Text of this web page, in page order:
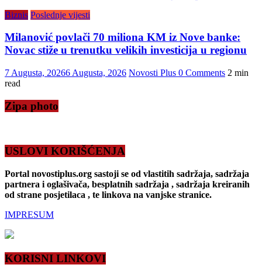
Biznis Poslednje vijesti
Milanović povlači 70 miliona KM iz Nove banke:
Novac stiže u trenutku velikih investicija u regionu
7 Augusta, 20266 Augusta, 2026 Novosti Plus 0 Comments 2 min
read
Zipa photo
USLOVI KORIŠĆENJA
Portal novostiplus.org sastoji se od vlastitih sadržaja, sadržaja
partnera i oglašivača, besplatnih sadržaja , sadržaja kreiranih
od strane posjetilaca , te linkova na vanjske stranice.
IMPRESUM
KORISNI LINKOVI